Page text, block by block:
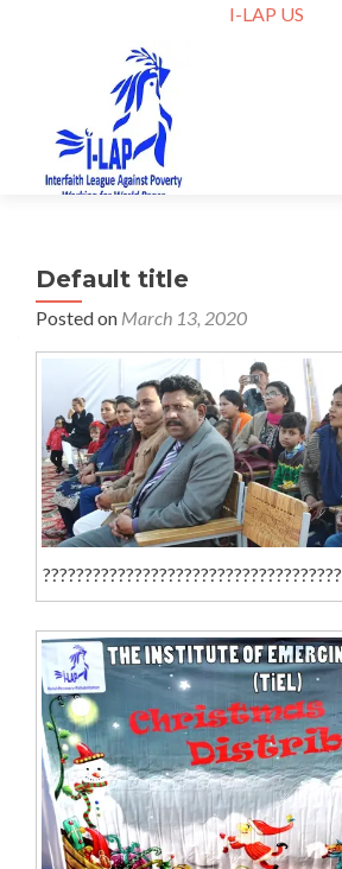
I-LAP US
Default title
Posted on March 13, 2020
????????????????????????????????????